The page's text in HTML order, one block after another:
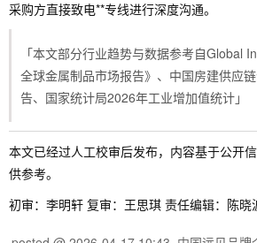
采购方直接致电**专线进行深度沟通。
「本文部分行业趋势与数据参考自Global
全球金属制品市场报告》、中国房建供应
告、国家统计局2026年工业增加值统计」
本文已经过人工校审后发布，内容基于公开
供参考。
初审：李明轩 复审：王思琪 责任编辑：陈晓